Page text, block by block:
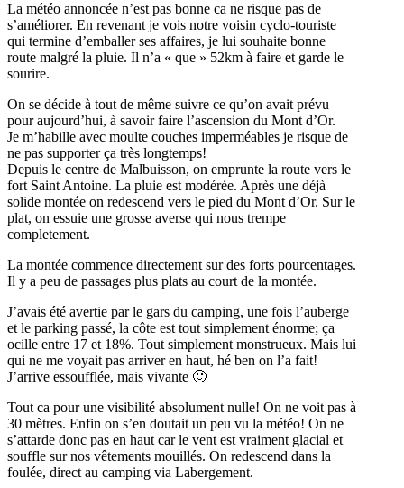
La météo annoncée n’est pas bonne ca ne risque pas de
s’améliorer. En revenant je vois notre voisin cyclo-touriste
qui termine d’emballer ses affaires, je lui souhaite bonne
route malgré la pluie. Il n’a « que » 52km à faire et garde le
sourire.
On se décide à tout de même suivre ce qu’on avait prévu
pour aujourd’hui, à savoir faire l’ascension du Mont d’Or.
Je m’habille avec moulte couches imperméables je risque de
ne pas supporter ça très longtemps!
Depuis le centre de Malbuisson, on emprunte la route vers le
fort Saint Antoine. La pluie est modérée. Après une déjà
solide montée on redescend vers le pied du Mont d’Or. Sur le
plat, on essuie une grosse averse qui nous trempe
completement.
La montée commence directement sur des forts pourcentages.
Il y a peu de passages plus plats au court de la montée.
J’avais été avertie par le gars du camping, une fois l’auberge
et le parking passé, la côte est tout simplement énorme; ça
ocille entre 17 et 18%. Tout simplement monstrueux. Mais lui
qui ne me voyait pas arriver en haut, hé ben on l’a fait!
J’arrive essoufflée, mais vivante 🙂
Tout ca pour une visibilité absolument nulle! On ne voit pas à
30 mètres. Enfin on s’en doutait un peu vu la météo! On ne
s’attarde donc pas en haut car le vent est vraiment glacial et
souffle sur nos vêtements mouillés. On redescend dans la
foulée, direct au camping via Labergement.